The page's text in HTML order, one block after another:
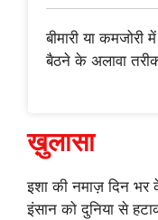
बीमारी या
बैठने के अलावा
ख़ुलासा
इशा की नमाज़ दिन
इंसान को दुनिया से